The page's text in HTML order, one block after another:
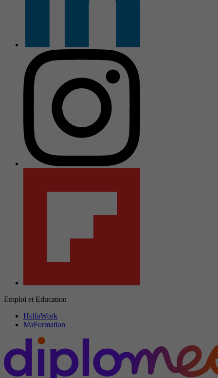
Emploi et Education
HelloWork
MaFormation